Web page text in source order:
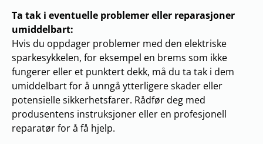
Ta tak i eventuelle problemer eller reparasjoner
umiddelbart:
Hvis du oppdager problemer med den elektriske
sparkesykkelen, for eksempel en brems som ikke
fungerer eller et punktert dekk, må du ta tak i dem
umiddelbart for å unngå ytterligere skader eller
potensielle sikkerhetsfarer. Rådfør deg med
produsentens instruksjoner eller en profesjonell
reparatør for å få hjelp.